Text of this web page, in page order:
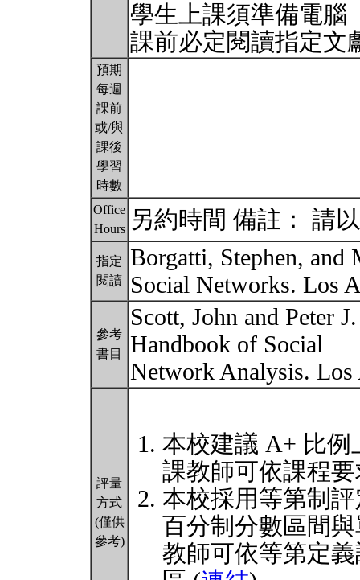
學生上課須準備電腦
課前必定閱讀指定文
預期
每週
課前
或/與
課後
學習
時數
Office
Hours
另約時間 備註： 請
指定
閱讀
Borgatti, Stephen,
Social Networks. Los
參考
書目
Scott, John and Peter
Handbook of Social
Network Analysis.
評量
方式
(僅供
參考)
本校建議 A+ 比例
課教師可依課程
本校採用等第制
百分制分數區間
教師可依等第定